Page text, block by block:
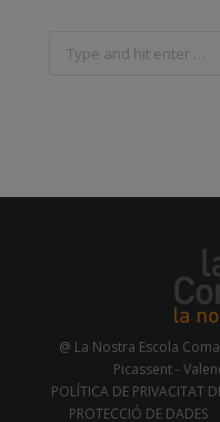
@ La Nostra Escola
Picassent -
POLÍTICA DE PRIVACITAT
PROTECCIÓ DE DADES